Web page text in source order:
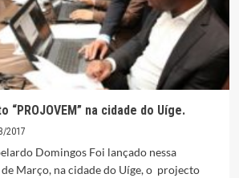
“PROJOVEM” na cidade do Uíge.
2017
Domingos Foi lançado nessa
Março, na cidade do Uíge, o projecto